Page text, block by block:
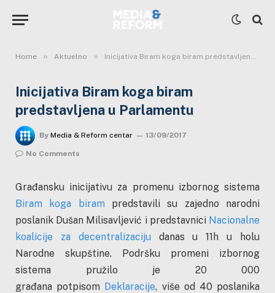
Home » Aktuelno » Inicijativa Biram koga biram predstavljena u Parlamentu
Inicijativa Biram koga biram
predstavljena u Parlamentu
By Media & Reform centar 13/09/2017
No Comments
Građansku inicijativu za promenu izbornog sistema
Biram koga biram predstavili su zajedno narodni
poslanik Dušan Milisavljević i predstavnici Nacionalne
koalicije za decentralizaciju danas u 11h u holu
Narodne skupštine. Podršku promeni izbornog
sistema pružilo je 20 000
građana potpisom Deklaracije, više od 40 poslanika